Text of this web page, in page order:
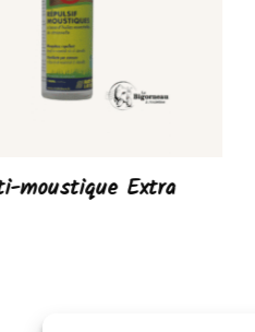
moustique Extra